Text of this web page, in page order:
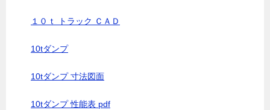
１０ｔ トラック ＣＡＤ
10tダンプ
10tダンプ 寸法図面
10tダンプ 性能表 pdf